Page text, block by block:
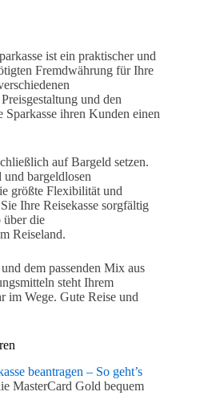
ist ein praktischer und
Fremdwährung für Ihre
und den
Sparkasse ihren Kunden einen
auf Bargeld setzen.
bargeldlosen
größte Flexibilität und
Ihre Reisekasse sorgfältig
über die
Reiseland.
dem passenden Mix aus
steht Ihrem
im Wege. Gute Reise und
beantragen – So geht’s
MasterCard Gold bequem